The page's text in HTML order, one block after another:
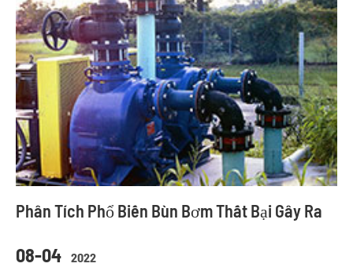
08-04 2022
Phân Tích Phổ Biến Bùn Bơm Thất Bại Gây Ra